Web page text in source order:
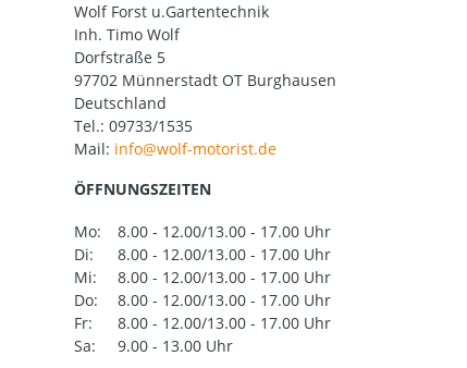
Wolf Forst u.Gartentechnik
Inh. Timo Wolf
Dorfstraße 5
97702 Münnerstadt OT Burghausen
Deutschland
Tel.: 09733/1535
Mail:
ÖFFNUNGSZEITEN
Mo:
8.00 - 12.00/13.00 - 17.00 Uhr
Di:
8.00 - 12.00/13.00 - 17.00 Uhr
Mi:
8.00 - 12.00/13.00 - 17.00 Uhr
Do:
8.00 - 12.00/13.00 - 17.00 Uhr
Fr:
8.00 - 12.00/13.00 - 17.00 Uhr
Sa:
9.00 - 13.00 Uhr